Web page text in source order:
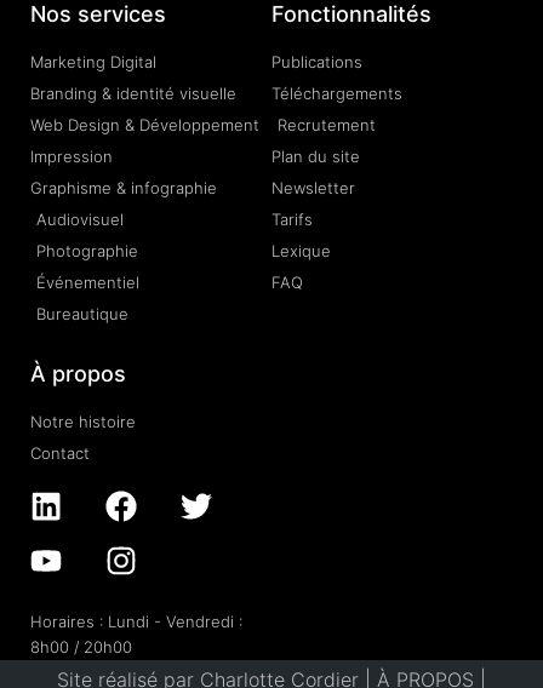
Nos services
Marketing Digital
Branding & identité visuelle
Web Design & Développement
Impression
Graphisme & infographie
Audiovisuel
Photographie
Événementiel
Bureautique
Fonctionnalités
Publications
Téléchargements
Recrutement
Plan du site
Newsletter
Tarifs
Lexique
FAQ
À propos
Notre histoire
Contact
Horaires : Lundi - Vendredi :
8h00 / 20h00
Site réalisé par Charlotte Cordier | À PROPOS